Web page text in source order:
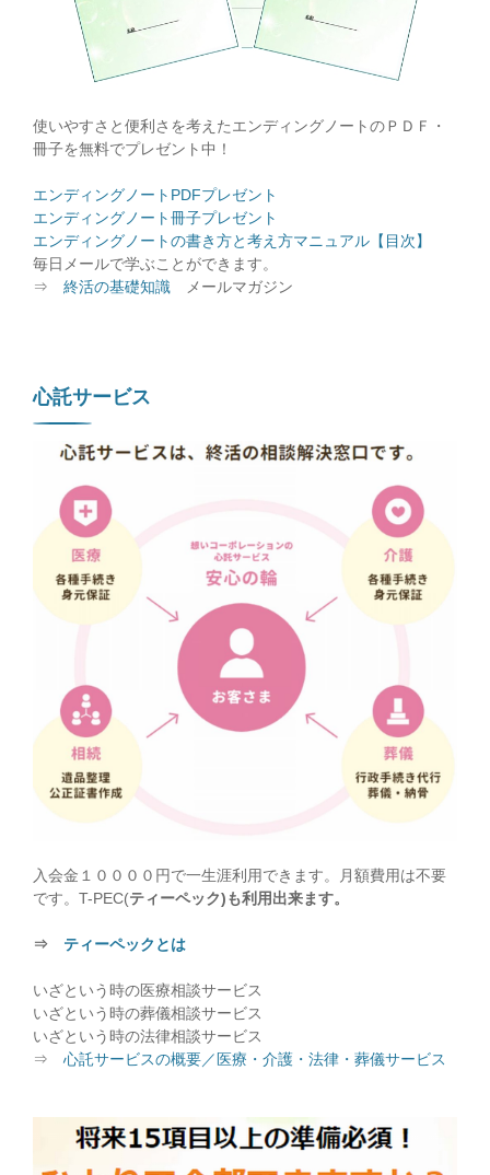
使いやすさと便利さを考えたエンディングノートのＰＤＦ・
冊子を無料でプレゼント中！
エンディングノートPDFプレゼント
エンディングノート冊子プレゼント
エンディングノートの書き方と考え方マニュアル【目次】
毎日メールで学ぶことができます。
⇒ 終活の基礎知識 メールマガジン
心託サービス
入会金１００００円で一生涯利用できます。月額費用は不要
です。T-PEC(ティーペック)も利用出来ます。
⇒ ティーペックとは
いざという時の医療相談サービス
いざという時の葬儀相談サービス
いざという時の法律相談サービス
⇒ 心託サービスの概要／医療・介護・法律・葬儀サービス